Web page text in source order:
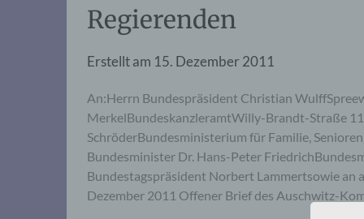
Regierenden
Erstellt am 15. Dezember 2011
An:Herrn Bundespräsident Christian
MerkelBundeskanzleramtWilly-Brandt-Straße
SchröderBundesministerium für Familie,
Bundesminister Dr. Hans-Peter
Bundestagspräsident Norbert Lammertsowie an
Dezember 2011 Offener Brief des Auschwitz-